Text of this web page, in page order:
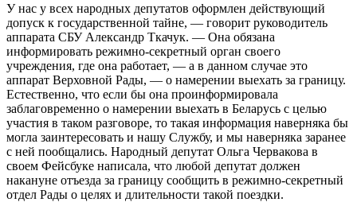
У нас у всех народных депутатов оформлен действующий
допуск к государственной тайне, — говорит руководитель
аппарата СБУ Александр Ткачук. — Она обязана
информировать режимно-секретный орган своего
учреждения, где она работает, — а в данном случае это
аппарат Верховной Рады, — о намерении выехать за границу.
Естественно, что если бы она проинформировала
заблаговременно о намерении выехать в Беларусь с целью
участия в таком разговоре, то такая информация наверняка бы
могла заинтересовать и нашу Службу, и мы наверняка заранее
с ней пообщались. Народный депутат Ольга Червакова в
своем Фейсбуке написала, что любой депутат должен
накануне отъезда за границу сообщить в режимно-секретный
отдел Рады о целях и длительности такой поездки.